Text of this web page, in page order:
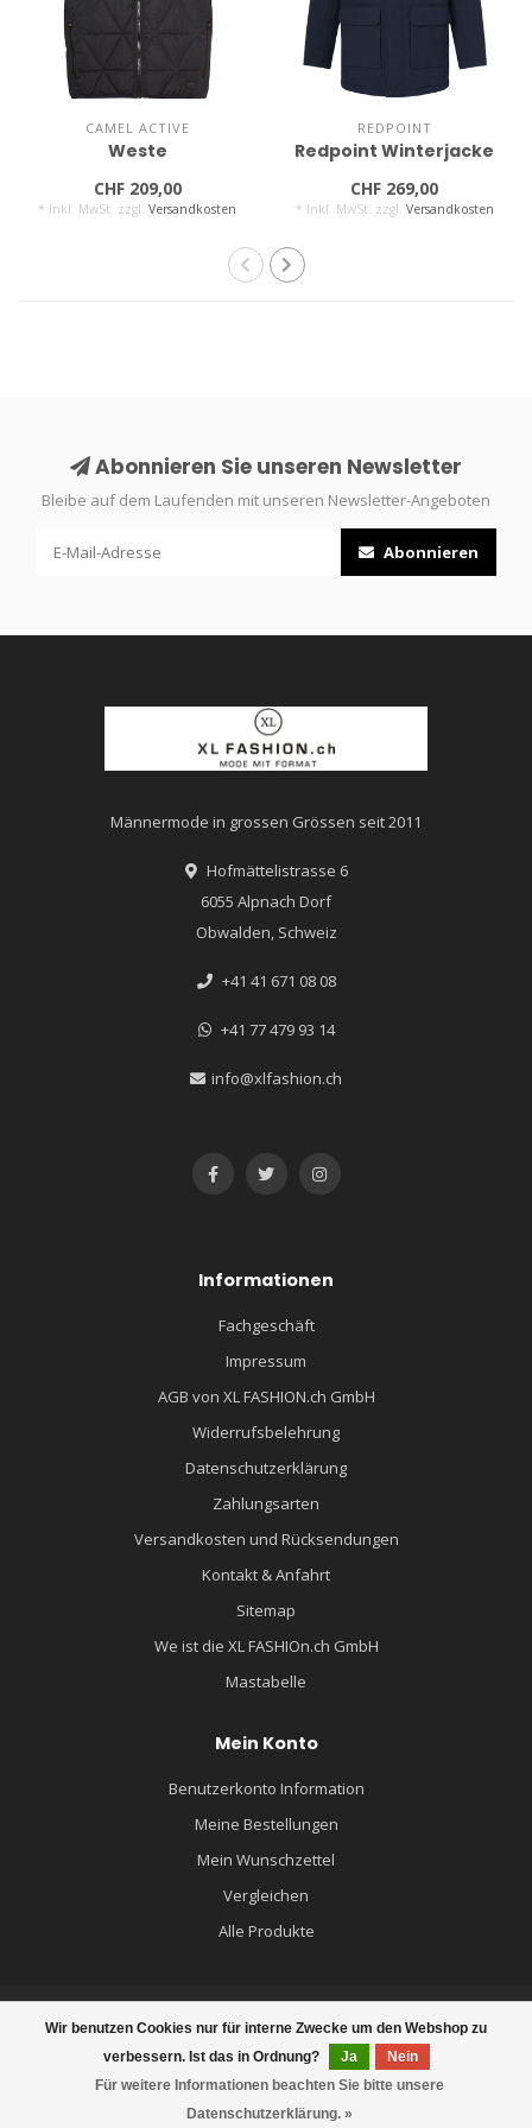
CAMEL ACTIVE
Weste
CHF 209,00
* Inkl. MwSt. zzgl.Versandkosten
REDPOINT
Redpoint Winterjacke
CHF 269,00
* Inkl. MwSt. zzgl. Versandkosten
Wir benutzen Cookies nur für interne Zwecke um den Webshop zu
verbessern. Ist das in Ordnung?
Ja
Nein
Für weitere Informationen beachten Sie bitte unsere
Datenschutzerklärung. »
Abonnieren Sie unseren Newsletter
Bleibe auf dem Laufenden mit unseren Newsletter-Angeboten
Abonnieren
Männermode in grossen Grössen seit 2011
Hofmättelistrasse 6
6055 Alpnach Dorf
Obwalden, Schweiz
+41 41 671 08 08
+41 77 479 93 14
info@xlfashion.ch
Informationen
Fachgeschäft
Impressum
AGB von XL FASHION.ch GmbH
Widerrufsbelehrung
Datenschutzerklärung
Zahlungsarten
Versandkosten und Rücksendungen
Kontakt & Anfahrt
Sitemap
We ist die XL FASHIOn.ch GmbH
Mastabelle
Mein Konto
Benutzerkonto Information
Meine Bestellungen
Mein Wunschzettel
Vergleichen
Alle Produkte
© Copyright 2026 XL FASHION.ch - MÄNNERMODE GROSSE GRÖSSEN -
Powered byLightspeed- Theme byDyvelopment